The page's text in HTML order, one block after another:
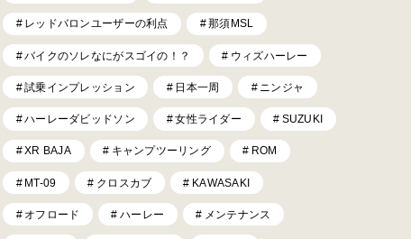
レッドバロンユーザーの利点 那須MSL
バイクのソレなにがスゴイの！？ ウィズハーレー
試乗インプレッション 日本一周 ニンジャ
ハーレーダビッドソン 女性ライダー SUZUKI
XR BAJA キャンプツーリング ROM
MT-09 クロスカブ KAWASAKI
オフロード ハーレー メンテナンス